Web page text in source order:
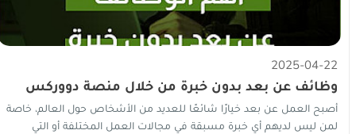
2025-04-22
وظائف عن بعد بدون خبرة من خلال منصة دووركس
أصبح العمل عن بعد خيارًا شائعًا للعديد من الأشخاص حول العالم، خاصة
لمن ليس لديهم أي خبرة مسبقة في مجالات العمل المختلفة أو التي